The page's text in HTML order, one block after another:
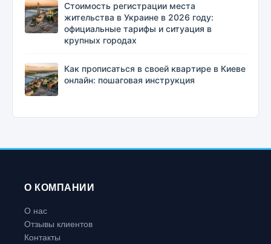
Стоимость регистрации места
жительства в Украине в 2026 году:
официальные тарифы и ситуация в
крупных городах
Как прописаться в своей квартире в Киеве
онлайн: пошаговая инструкция
О КОМПАНИИ
О нас
Отзывы клиентов
Контакты